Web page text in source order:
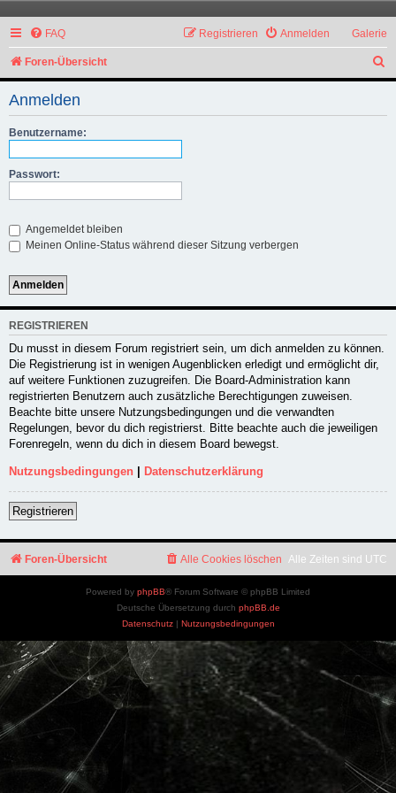
Galerie
FAQ Anmelden
Registrieren
Foren-Übersicht
u
Anmelden
Benutzername:
Passwort:
Angemeldet bleiben
Meinen Online-Status während dieser Sitzung verbergen
REGISTRIEREN
Du musst in diesem Forum registriert sein, um dich anmelden zu können.
Die Registrierung ist in wenigen Augenblicken erledigt und ermöglicht dir,
auf weitere Funktionen zuzugreifen. Die Board-Administration kann
registrierten Benutzern auch zusätzliche Berechtigungen zuweisen.
Beachte bitte unsere Nutzungsbedingungen und die verwandten
Regelungen, bevor du dich registrierst. Bitte beachte auch die jeweiligen
Forenregeln, wenn du dich in diesem Board bewegst.
Nutzungsbedingungen Datenschutzerklärung
Registrieren
Foren-Übersicht Alle Zeiten sind UTC
Alle Cookies löschen
Powered by phpBB® Forum Software © phpBB Limited
Deutsche Übersetzung durch phpBB.de
Datenschutz| Nutzungsbedingungen